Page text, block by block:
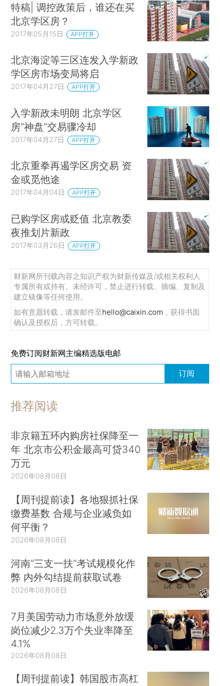
特稿| 调控政策后，谁还在买
北京学区房？
2017年05月15日 APP打开
北京海淀等三区连发入学新政
学区房市场变局将启
2017年04月27日 APP打开
入学新政未明朗 北京学区
房“神盘”交易骤冷却
2017年04月27日 APP打开
北京重拳再遏学区房交易 资
金或觅他途
2017年04月04日 APP打开
已购学区房或贬值 北京教委
夜推划片新政
2017年03月26日 APP打开
财新网所刊载内容之知识产权为财新传媒及/或相关权利人
专属所有或持有。未经许可，禁止进行转载、摘编、复制及
建立镜像等任何使用。
如有意愿转载，请发邮件至hello@caixin.com ，获得书面
确认及授权后，方可转载。
免费订阅财新网主编精选版电邮
订阅
推荐阅读
非京籍五环内购房社保降至一
年 北京市公积金最高可贷340
万元
2026年08月08日
【周刊提前读】各地狠抓社保
缴费基数 合规与企业减负如
何平衡？
2026年08月08日
河南“三支一扶”考试规模化作
弊 内外勾结提前获取试卷
2026年08月08日
7月美国劳动力市场意外放缓
岗位减少2.3万个失业率降至
4.1%
2026年08月08日
【周刊提前读】韩国股市高杠